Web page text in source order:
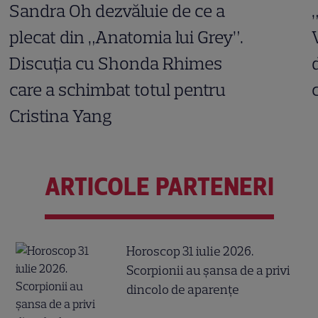
Sandra Oh dezvăluie de ce a
plecat din „Anatomia lui Grey”.
Discuția cu Shonda Rhimes
care a schimbat totul pentru
Cristina Yang
ARTICOLE PARTENERI
Horoscop 31 iulie 2026.
Scorpionii au șansa de a privi
dincolo de aparențe